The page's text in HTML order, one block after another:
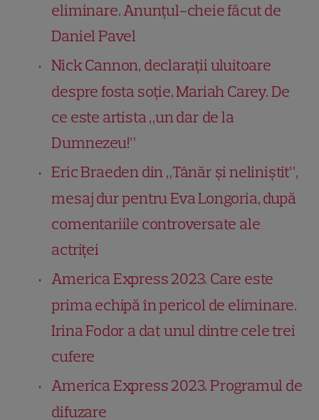
eliminare. Anunțul-cheie făcut de
Daniel Pavel
Nick Cannon, declarații uluitoare
despre fosta soție, Mariah Carey. De
ce este artista „un dar de la
Dumnezeu!”
Eric Braeden din „Tânăr și neliniștit”,
mesaj dur pentru Eva Longoria, după
comentariile controversate ale
actriței
America Express 2023. Care este
prima echipă în pericol de eliminare.
Irina Fodor a dat unul dintre cele trei
cufere
America Express 2023. Programul de
difuzare